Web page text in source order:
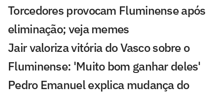
Torcedores provocam Fluminense após
eliminação; veja memes
Jair valoriza vitória do Vasco sobre o
Fluminense: 'Muito bom ganhar deles'
Pedro Emanuel explica mudança do